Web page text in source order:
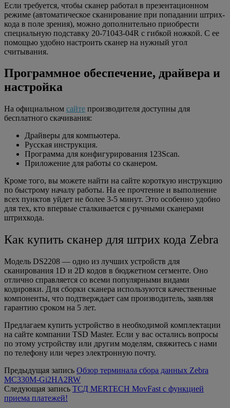
Если требуется, чтобы сканер работал в презентационном
режиме (автоматическое сканирование при попадании штрих-
кода в поле зрения), можно дополнительно приобрести
специальную подставку 20-71043-04R с гибкой ножкой. С ее
помощью удобно настроить сканер на нужный угол
считывания.
Программное обеспечение, драйвера и
настройка
На официальном сайте производителя доступны для
бесплатного скачивания:
Драйверы для компьютера.
Русская инструкция.
Программа для конфигурирования 123Scan.
Приложение для работы со сканером.
Кроме того, вы можете найти на сайте короткую инструкцию
по быстрому началу работы. На ее прочтение и выполнение
всех пунктов уйдет не более 3-5 минут. Это особенно удобно
для тех, кто впервые сталкивается с ручными сканерами
штрихкода.
Как купить сканер для штрих кода Zebra
Модель DS2208 — одно из лучших устройств для
сканирования 1D и 2D кодов в бюджетном сегменте. Оно
отлично справляется со всеми популярными видами
кодировки. Для сборки сканера используются качественные
компоненты, что подтверждает сам производитель, заявляя
гарантию сроком на 5 лет.
Предлагаем купить устройство в необходимой комплектации
на сайте компании TSD Master. Если у вас остались вопросы
по этому устройству или другим моделям, свяжитесь с нами
по телефону или через электронную почту.
Предыдущая запись Обзор терминала сбора данных Zebra
MC330M-Gi2HA2RW
Следующая запись ТСД MERTECH MovFast с функцией
приема платежей!